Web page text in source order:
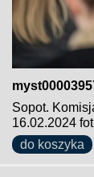
Sopot.
16.02.2024
do koszyka